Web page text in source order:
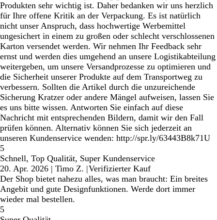
Produkten sehr wichtig ist. Daher bedanken wir uns herzlich
für Ihre offene Kritik an der Verpackung. Es ist natürlich
nicht unser Anspruch, dass hochwertige Werbemittel
ungesichert in einem zu großen oder schlecht verschlossenen
Karton versendet werden. Wir nehmen Ihr Feedback sehr
ernst und werden dies umgehend an unsere Logistikabteilung
weitergeben, um unsere Versandprozesse zu optimieren und
die Sicherheit unserer Produkte auf dem Transportweg zu
verbessern. Sollten die Artikel durch die unzureichende
Sicherung Kratzer oder andere Mängel aufweisen, lassen Sie
es uns bitte wissen. Antworten Sie einfach auf diese
Nachricht mit entsprechenden Bildern, damit wir den Fall
prüfen können. Alternativ können Sie sich jederzeit an
unseren Kundenservice wenden: http://spr.ly/63443B8k71U
5
Schnell, Top Qualität, Super Kundenservice
20. Apr. 2026 | Timo Z. |Verifizierter Kauf
Der Shop bietet nahezu alles, was man braucht: Ein breites
Angebit und gute Designfunktionen. Werde dort immer
wieder mal bestellen.
5